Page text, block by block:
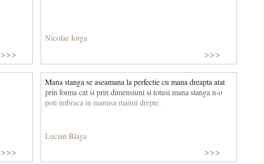
>>>
Nicolae Iorga
>>>
>>>
Mana stanga se aseamana la perfectie cu mana dreapta atat
prin forma cat si prin dimensiuni si totusi mana stanga n-o
poti imbraca in manusa mainii drepte.
Lucian Blaga
>>>